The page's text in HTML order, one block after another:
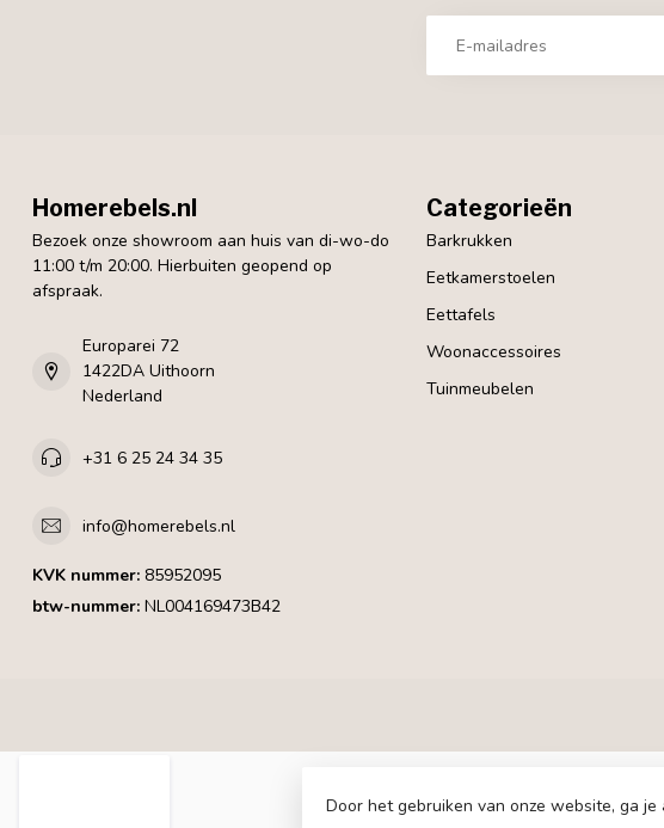
Homerebels.nl
Bezoek onze showroom aan huis van di-wo-do
11:00 t/m 20:00. Hierbuiten geopend op
afspraak.
Europarei 72
1422DA Uithoorn
Nederland
+31 6 25 24 34 35
info@homerebels.nl
KVK nummer: 85952095
btw-nummer: NL004169473B42
Categorieën
Barkrukken
Eetkamerstoelen
Eettafels
Woonaccessoires
Tuinmeubelen
©
Door het gebruiken van onze website, ga